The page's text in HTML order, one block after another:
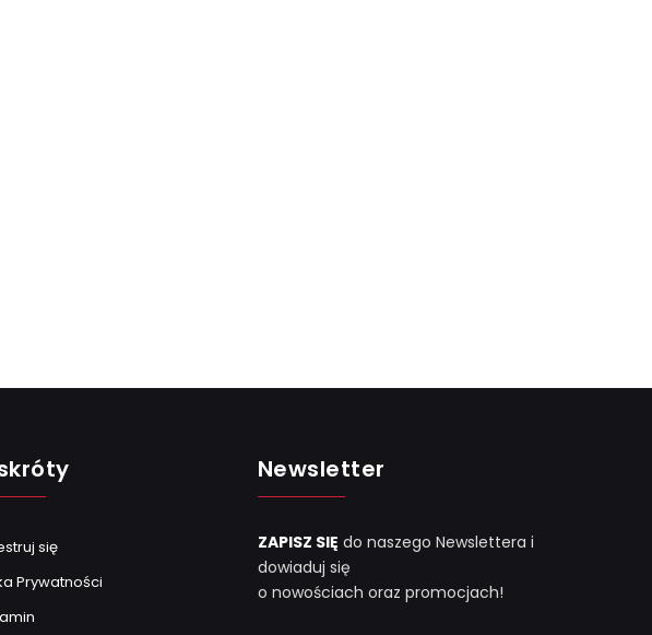
się
Prywatności
Newsletter
ZAPISZ SIĘ do naszego Newslettera i
dowiaduj się
o nowościach oraz promocjach!